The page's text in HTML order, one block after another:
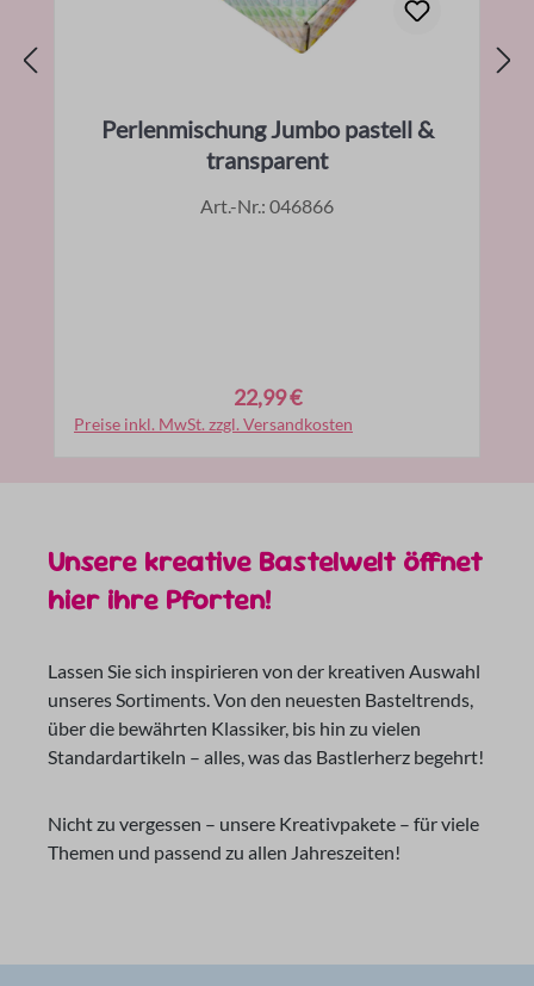
Perlenmischung Jumbo pastell &
transparent
Art.-Nr.: 046866
22,99 €
Preise inkl. MwSt. zzgl. Versandkosten
In den Warenkorb
Unsere kreative Bastelwelt öffnet
hier ihre Pforten!
Lassen Sie sich inspirieren von der kreativen Auswahl
unseres Sortiments. Von den neuesten Basteltrends,
über die bewährten Klassiker, bis hin zu vielen
Standardartikeln – alles, was das Bastlerherz begehrt!
Nicht zu vergessen – unsere Kreativpakete – für viele
Themen und passend zu allen Jahreszeiten!